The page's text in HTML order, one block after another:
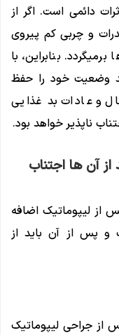
دائمی است. اگر از
و چربی کم پیروی
بنابراین، با
وضعیت خود را حفظ
و عادات بد غذایی
ناپذیر خواهد بود.
از آن ها اجتناب
از لیپوماتیک اضافه
و پس از آن باید از
جراحی لیپوماتیک